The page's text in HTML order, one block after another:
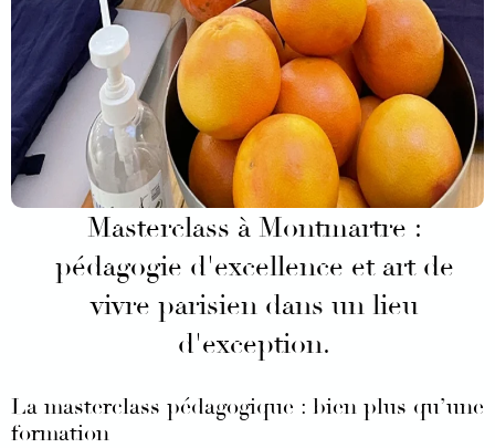
Masterclass à Montmartre :
pédagogie d'excellence et art de
vivre parisien dans un lieu
d'exception.
La masterclass pédagogique : bien plus qu’une
formation